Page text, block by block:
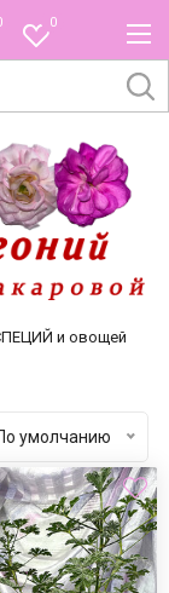
0
и овощей
умолчанию